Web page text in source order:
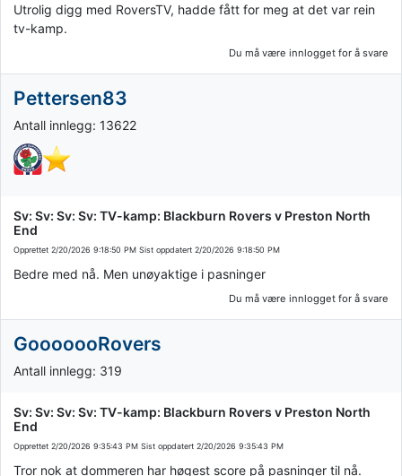
Utrolig digg med RoversTV, hadde fått for meg at det var rein
tv-kamp.
Du må være innlogget for å svare
Pettersen83
Antall innlegg: 13622
Sv: Sv: Sv: Sv: TV-kamp: Blackburn Rovers v Preston North
End
Opprettet 2/20/2026 9:18:50 PM Sist oppdatert 2/20/2026 9:18:50 PM
Bedre med nå. Men unøyaktige i pasninger
Du må være innlogget for å svare
GooooooRovers
Antall innlegg: 319
Sv: Sv: Sv: Sv: TV-kamp: Blackburn Rovers v Preston North
End
Opprettet 2/20/2026 9:35:43 PM Sist oppdatert 2/20/2026 9:35:43 PM
Tror nok at dommeren har høgest score på pasninger til nå.